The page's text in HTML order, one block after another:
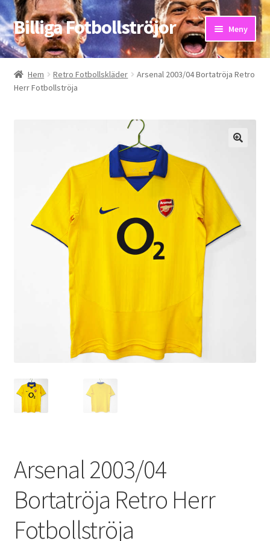
Hoppa
till
navigering
Hoppa
till
innehåll
Billiga Fotbollströjor Meny
Hem
Bloggar
Kontakta oss
Mitt konto
Storleksguiden
Hem Retro Fotbollskläder
Arsenal 2003/04 Bortatröja Retro
Herr Fotbollströja
Arsenal 2003/04
Bortatröja Retro Herr
Fotbollströja